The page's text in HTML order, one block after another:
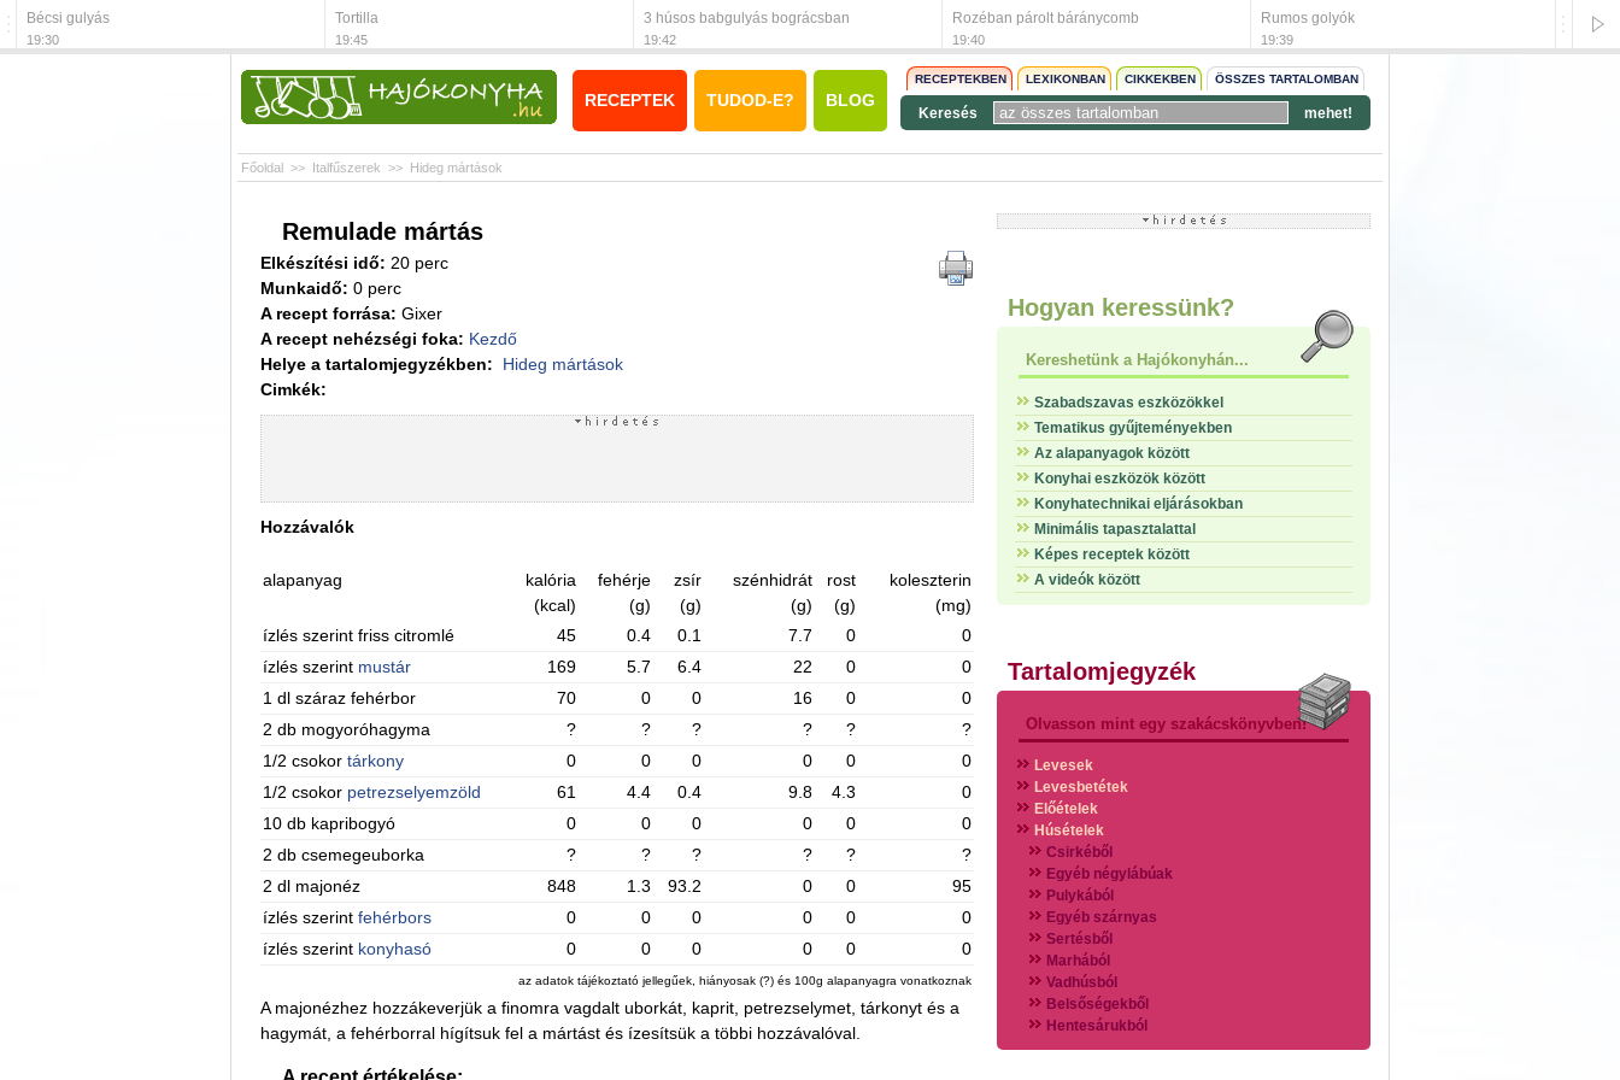
Bécsi gulyás
19:30
Tortilla
19:45
3 húsos babgulyás bográcsban
19:42
Rozéban párolt báránycomb
19:40
Rumos golyók
19:39
RECEPTEK TUDOD-E? BLOG
RECEPTEKBEN LEXIKONBAN CIKKEKBEN ÖSSZES TARTALOMBAN
Keresés mehet!
Főoldal >> Italfűszerek >> Hideg mártások
Remulade mártás
Elkészítési idő: 20 perc
Munkaidő: 0 perc
A recept forrása: Gixer
A recept nehézségi foka: Kezdő
Helye a tartalomjegyzékben:
Hideg mártások
Cimkék:
Hozzávalók
alapanyag
kalória
(kcal)
fehérje
(g)
zsír
(g)
szénhidrát
(g)
rost
(g)
koleszterin
(mg)
ízlés szerint friss citromlé
45 0.4 0.1 7.7 0
0
ízlés szerint mustár 169 5.7 6.4 22 0
0
1 dl száraz fehérbor
70 0 0 16 0
0
2 db mogyoróhagyma
? ? ? ? ?
?
1/2 csokor tárkony 0 0 0 0 0
0
1/2 csokor petrezselyemzöld 61 4.4 0.4 9.8 4.3
0
10 db kapribogyó
0 0 0 0 0
0
2 db csemegeuborka
? ? ? ? ?
?
2 dl majonéz
848 1.3 93.2 0 0
95
ízlés szerint fehérbors 0 0 0 0 0
0
ízlés szerint konyhasó 0 0 0 0 0 0
az adatok tájékoztató jellegűek, hiányosak (?) és 100g alapanyagra vonatkoznak
A majonézhez hozzákeverjük a finomra vagdalt uborkát, kaprit, petrezselymet, tárkonyt és a
hagymát, a fehérborral hígítsuk fel a mártást és ízesítsük a többi hozzávalóval.
Hogyan keressünk?
Kereshetünk a Hajókonyhán...
Szabadszavas eszközökkel
Tematikus gyűjteményekben
Az alapanyagok között
Konyhai eszközök között
Konyhatechnikai eljárásokban
Minimális tapasztalattal
Képes receptek között
A videók között
Tartalomjegyzék
Olvasson mint egy szakácskönyvben!
Levesek
Levesbetétek
Előételek
Húsételek
Csirkéből
Egyéb négylábúak
Pulykából
Egyéb szárnyas
Sertésből
Marhából
Vadhúsból
Belsőségekből
Hentesárukból
Vadszárnyasokból